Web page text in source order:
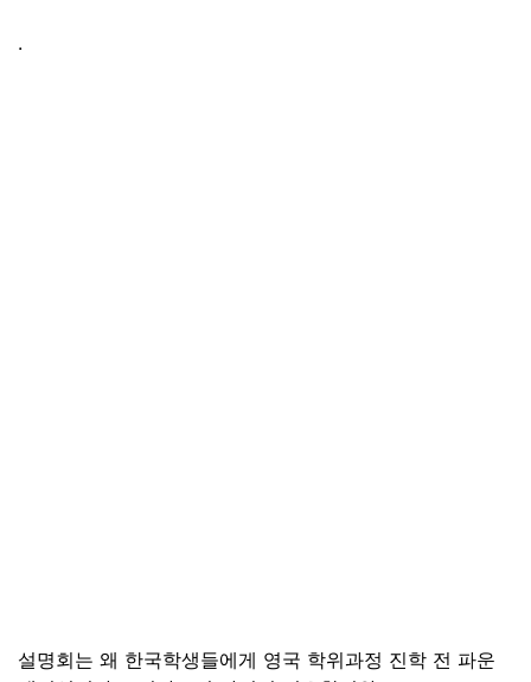
.
설명회는 왜 한국학생들에게 영국 학위과정 진학 전 파운